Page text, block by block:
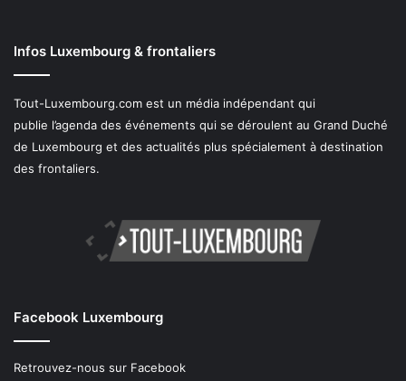
Infos Luxembourg & frontaliers
Tout-Luxembourg.com est un média indépendant qui
publie l’agenda des événements qui se déroulent au Grand Duché
de Luxembourg et des actualités plus spécialement à destination
des frontaliers.
Facebook Luxembourg
Retrouvez-nous sur Facebook